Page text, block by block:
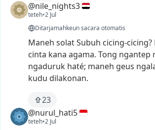
@nile_nights3
teteh•2 Jul
Ditarjamahkeun sacara otomatis
Maneh solatSubuh cicing-cicing?
cinta kana agama. Tong ngantep
ngaduruk haté; maneh geus
kudu dilakonan.
23
@nurul_hati5
teteh•2 Jul